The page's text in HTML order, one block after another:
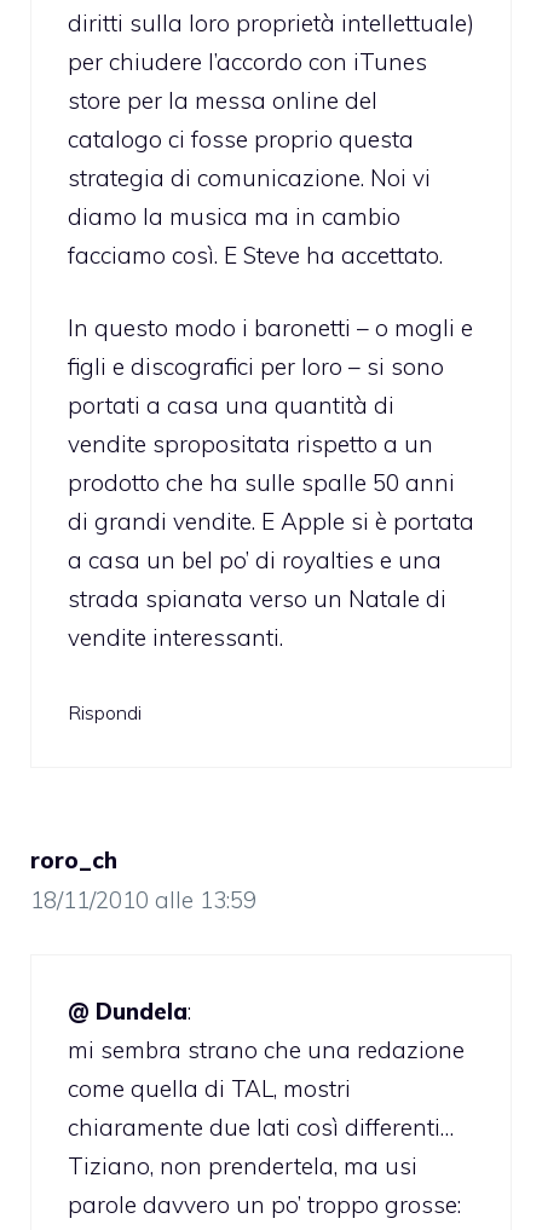
diritti sulla loro proprietà intellettuale)
per chiudere l’accordo con iTunes
store per la messa online del
catalogo ci fosse proprio questa
strategia di comunicazione. Noi vi
diamo la musica ma in cambio
facciamo così. E Steve ha accettato.
In questo modo i baronetti – o mogli e
figli e discografici per loro – si sono
portati a casa una quantità di
vendite spropositata rispetto a un
prodotto che ha sulle spalle 50 anni
di grandi vendite. E Apple si è portata
a casa un bel po’ di royalties e una
strada spianata verso un Natale di
vendite interessanti.
Rispondi
roro_ch
18/11/2010 alle 13:59
@ Dundela:
mi sembra strano che una redazione
come quella di TAL, mostri
chiaramente due lati così differenti…
Tiziano, non prendertela, ma usi
parole davvero un po’ troppo grosse: